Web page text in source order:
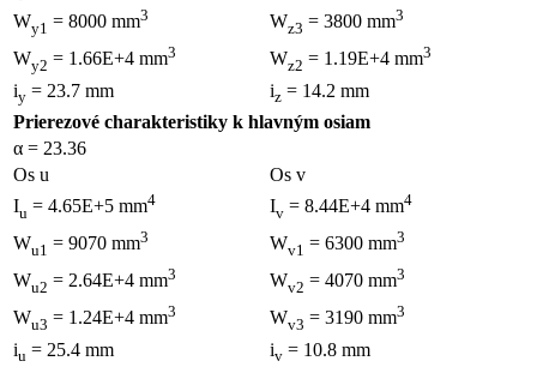
Wy1 = 8000 mm3 Wz3 = 3800 mm3
Wy2 = 1.66E+4 mm3 Wz2 = 1.19E+4 mm3
iy = 23.7 mm iz = 14.2 mm
Prierezové charakteristiky k hlavným osiam
α = 23.36
Os u
Os v
Iu = 4.65E+5 mm4 Iv = 8.44E+4 mm4
Wu1 = 9070 mm3 Wv1 = 6300 mm3
Wu2 = 2.64E+4 mm3 Wv2 = 4070 mm3
Wu3 = 1.24E+4 mm3 Wv3 = 3190 mm3
iu = 25.4 mm iv = 10.8 mm